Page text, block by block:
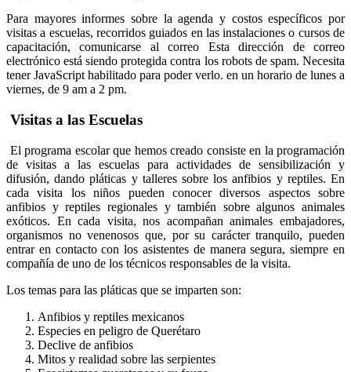
Para mayores informes sobre la agenda y costos específicos por
visitas a escuelas, recorridos guiados en las instalaciones o cursos de
capacitación, comunicarse al correo Esta dirección de correo
electrónico está siendo protegida contra los robots de spam. Necesita
tener JavaScript habilitado para poder verlo. en un horario de lunes a
viernes, de 9 am a 2 pm.
Visitas a las Escuelas
El programa escolar que hemos creado consiste en la programación
de visitas a las escuelas para actividades de sensibilización y
difusión, dando pláticas y talleres sobre los anfibios y reptiles. En
cada visita los niños pueden conocer diversos aspectos sobre
anfibios y reptiles regionales y también sobre algunos animales
exóticos. En cada visita, nos acompañan animales embajadores,
organismos no venenosos que, por su carácter tranquilo, pueden
entrar en contacto con los asistentes de manera segura, siempre en
compañía de uno de los técnicos responsables de la visita.
Los temas para las pláticas que se imparten son:
Anfibios y reptiles mexicanos
Especies en peligro de Querétaro
Declive de anfibios
Mitos y realidad sobre las serpientes